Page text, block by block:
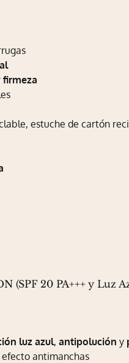
firmeza
estuche de cartón
(SPF 20 PA+++ y Luz
luz azul,antipolución y
antimanchas